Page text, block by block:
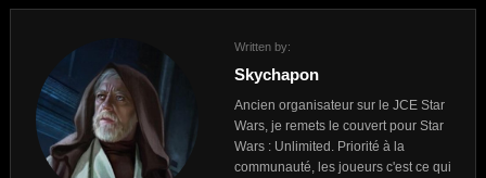
Written by:
Skychapon
Ancien organisateur sur le JCE Star
Wars, je remets le couvert pour Star
Wars : Unlimited. Priorité à la
communauté, les joueurs c'est ce qui